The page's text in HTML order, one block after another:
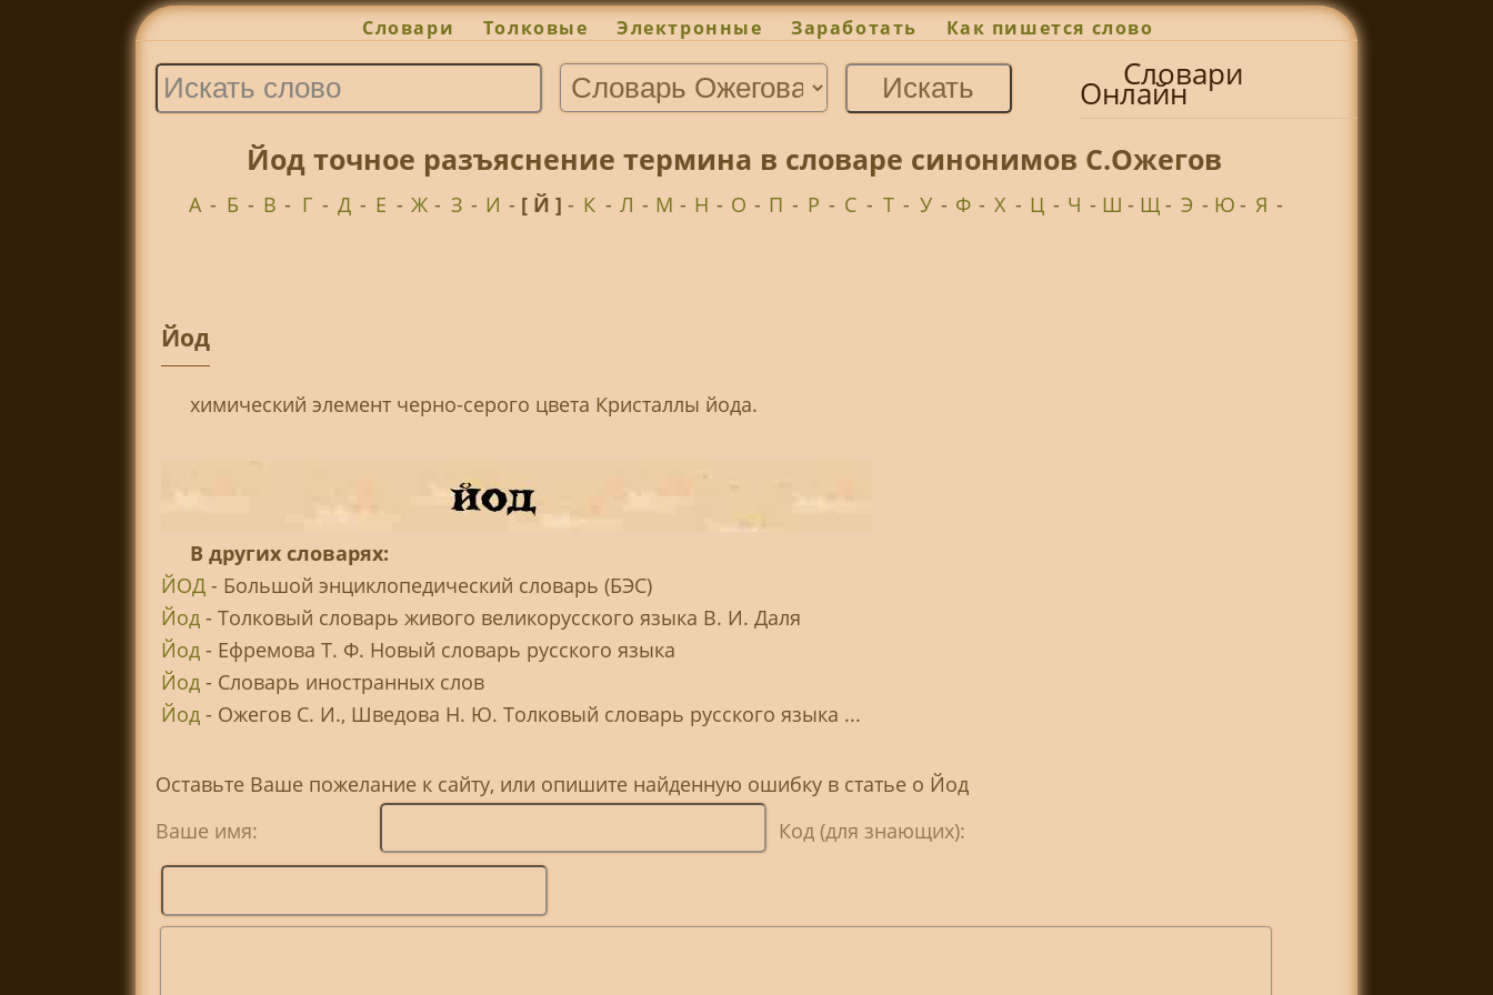
Словари Толковые Электронные Заработать Как пишется слово
Словари
Онлайн
Йод точное разъяснение термина в словаре синонимов С.Ожегов
А - Б - В - Г - Д - Е - Ж - З - И - [ Й ]- К - Л - М - Н - О - П - Р - С - Т - У - Ф - Х - Ц - Ч - Ш - Щ- Э - Ю- Я -
Йод
химический элемент черно-серого цвета Кристаллы йода.
В других словарях:
ЙОД- Большой энциклопедический словарь (БЭС)
Йод- Толковый словарь живого великорусского языка В. И. Даля
Йод- Ефремова Т. Ф. Новый словарь русского языка
Йод- Словарь иностранных слов
Йод- Ожегов С. И., Шведова Н. Ю. Толковый словарь русского языка ...
Оставьте Ваше пожелание к сайту, или опишите найденную ошибку в статье о Йод
Ваше имя:
Код (для знающих):